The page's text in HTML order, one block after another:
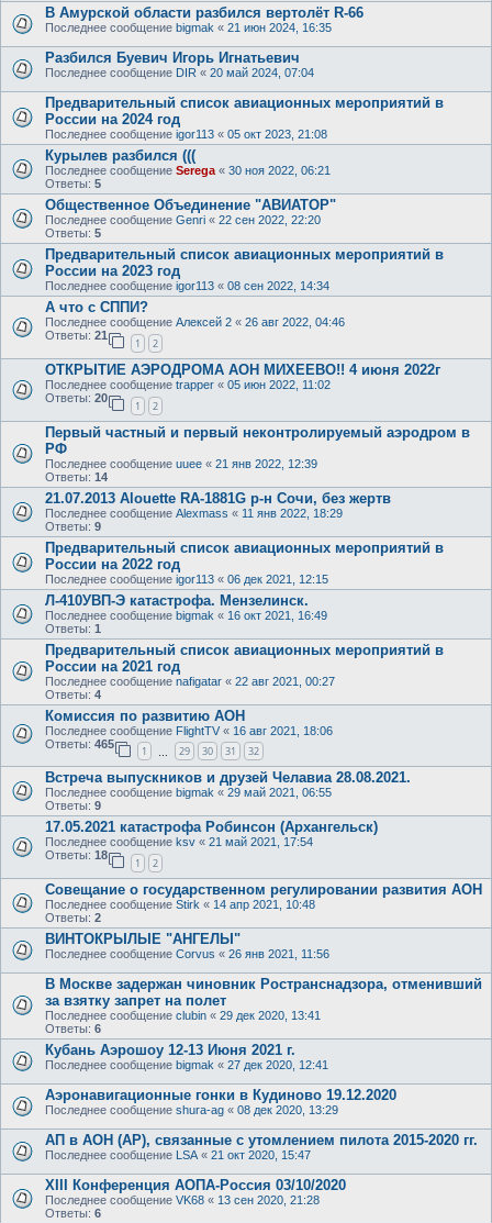
В Амурской области разбился вертолёт R-66
Последнее сообщение bigmak « 21 июн 2024, 16:35
Разбился Буевич Игорь Игнатьевич
Последнее сообщение DIR « 20 май 2024, 07:04
Предварительный список авиационных мероприятий в
России на 2024 год
Последнее сообщение igor113 « 05 окт 2023, 21:08
Курылев разбился (((
Последнее сообщение Serega« 30 ноя 2022, 06:21
Ответы: 5
Общественное Объединение "АВИАТОР"
Последнее сообщение Genri « 22 сен 2022, 22:20
Ответы: 5
Предварительный список авиационных мероприятий в
России на 2023 год
Последнее сообщение igor113 « 08 сен 2022, 14:34
А что с СППИ?
Последнее сообщение Алексей 2 « 26 авг 2022, 04:46
Ответы: 21
1 2
ОТКРЫТИЕ АЭРОДРОМА АОН МИХЕЕВО!! 4 июня 2022г
Последнее сообщение trapper « 05 июн 2022, 11:02
Ответы: 20
1 2
Первый частный и первый неконтролируемый аэродром в
РФ
Последнее сообщение uuee « 21 янв 2022, 12:39
Ответы: 14
21.07.2013 Alouette RA-1881G р-н Сочи, без жертв
Последнее сообщение Alexmass « 11 янв 2022, 18:29
Ответы: 9
Предварительный список авиационных мероприятий в
России на 2022 год
Последнее сообщение igor113 « 06 дек 2021, 12:15
Л-410УВП-Э катастрофа. Мензелинск.
Последнее сообщение bigmak « 16 окт 2021, 16:49
Ответы: 1
Предварительный список авиационных мероприятий в
России на 2021 год
Последнее сообщение nafigatar « 22 авг 2021, 00:27
Ответы: 4
Комиссия по развитию АОН
Последнее сообщение FlightTV « 16 авг 2021, 18:06
Ответы: 465
1 29 30 31 32
Встреча выпускников и друзей Челавиа 28.08.2021.
Последнее сообщение bigmak « 29 май 2021, 06:55
Ответы: 9
17.05.2021 катастрофа Робинсон (Архангельск)
Последнее сообщение ksv « 21 май 2021, 17:54
Ответы: 18
1 2
Совещание о государственном регулировании развития АОН
Последнее сообщение Stirk « 14 апр 2021, 10:48
Ответы: 2
ВИНТОКРЫЛЫЕ "АНГЕЛЫ"
Последнее сообщение Corvus « 26 янв 2021, 11:56
В Москве задержан чиновник Ространснадзора, отменивший
за взятку запрет на полет
Последнее сообщение clubin « 29 дек 2020, 13:41
Ответы: 6
Кубань Аэрошоу 12-13 Июня 2021 г.
Последнее сообщение bigmak « 27 дек 2020, 12:41
Аэронавигационные гонки в Кудиново 19.12.2020
Последнее сообщение shura-ag « 08 дек 2020, 13:29
АП в АОН (АР), связанные с утомлением пилота 2015-2020 гг.
Последнее сообщение LSA « 21 окт 2020, 15:47
XIII Конференция АОПА-Россия 03/10/2020
Последнее сообщение VK68 « 13 сен 2020, 21:28
Ответы: 6